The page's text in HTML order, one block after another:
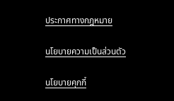
ประกาศทางกฎหมาย
นโยบายความเป็นส่วนตัว
นโยบายคุกกี้